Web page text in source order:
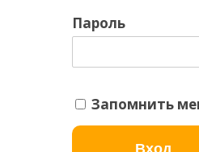
Пароль
Запомнить